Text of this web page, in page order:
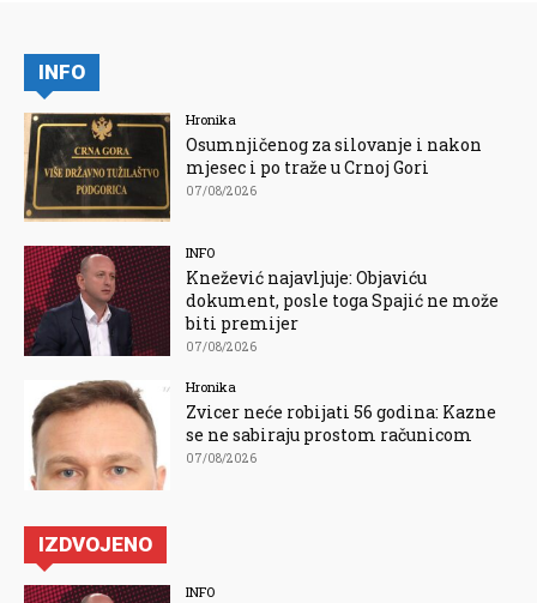
INFO
Hronika
Osumnjičenog za silovanje i nakon
mjesec i po traže u Crnoj Gori
07/08/2026
INFO
Knežević najavljuje: Objaviću
dokument, posle toga Spajić ne može
biti premijer
07/08/2026
Hronika
Zvicer neće robijati 56 godina: Kazne
se ne sabiraju prostom računicom
07/08/2026
IZDVOJENO
INFO